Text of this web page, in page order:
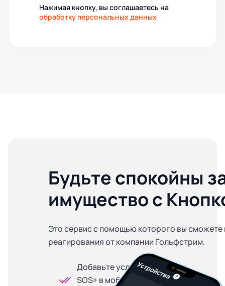
Нажимая кнопку, вы соглашаетесь на
обработку персональных данных
Будьте спокойны
имущество с
Это сервис с помощью которого вы сможете
реагирования от компании Гольфстрим.
Добавьте услугу «Кнопка
SOS» в мобильном